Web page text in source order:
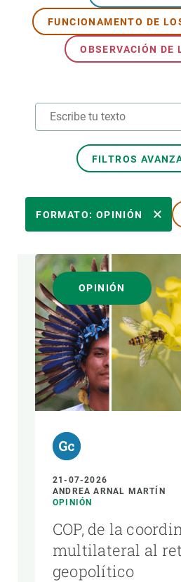
FUNCIONAMENTO DE
OBSERVACIÓN DE
FILTROS
TEMAS TRANSVERSALES
FORMATO
AUTOR
FORMATO: OPINIÓN
OPINIÓN
21-07-2026
ANDREA ARNAL MARTÍN
OPINIÓN
COP, de la
multilateral al
geopolítico
PARTICIPA
NOTICIAS Y AGENDA